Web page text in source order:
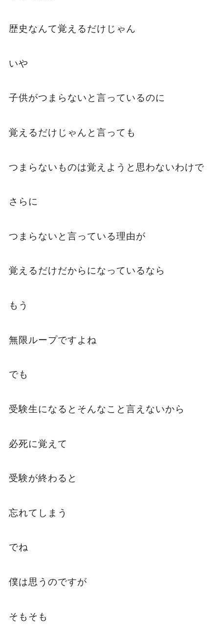
歴史なんて覚えるだけじゃん
いや
子供がつまらないと言っているのに
覚えるだけじゃんと言っても
つまらないものは覚えようと思わないわけで
さらに
つまらないと言っている理由が
覚えるだけだからになっているなら
もう
無限ループですよね
でも
受験生になるとそんなこと言えないから
必死に覚えて
受験が終わると
忘れてしまう
でね
僕は思うのですが
そもそも